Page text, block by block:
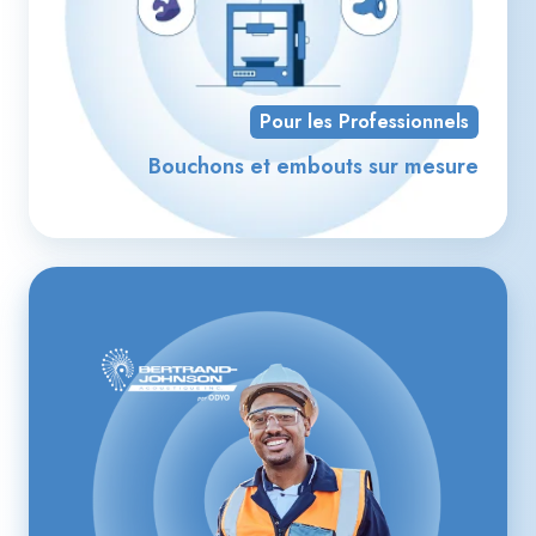
Pour les Professionnels
Bouchons et embouts sur mesure
les
entreprises
bruyantes